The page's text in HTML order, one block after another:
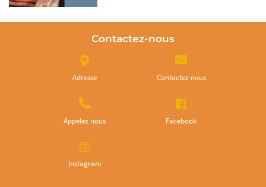
Contactez-nous
Adresse Contactez nous
Appelez nous Facebook
Instagram